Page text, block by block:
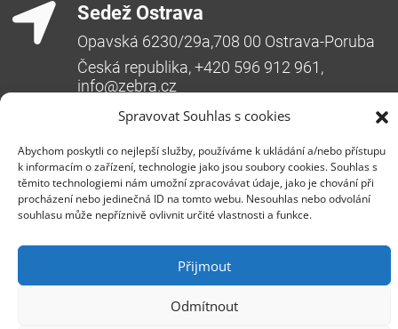
Spravovat Souhlas s cookies
Abychom poskytli co nejlepší služby, používáme k ukládání a/nebo přístupu
k informacím o zařízení, technologie jako jsou soubory cookies. Souhlas s
těmito technologiemi nám umožní zpracovávat údaje, jako je chování při
procházení nebo jedinečná ID na tomto webu. Nesouhlas nebo odvolání
souhlasu může nepříznivě ovlivnit určité vlastnosti a funkce.
Přijmout
Odmítnout
Sedež Ostrava
Opavská 6230/29a,708 00 Ostrava-Poruba
Česká republika, +420 596 912 961,
info@zebra.cz
Podružnica Hradec Králové
Třída SNP 402/48, 500 03 Hradec Králové
Česká republika, +420 491 615 380,
pobockaHK@zebra.cz
Podružnica Slovaška
erik.leo@zebra.cz
Podružnica Adriatic